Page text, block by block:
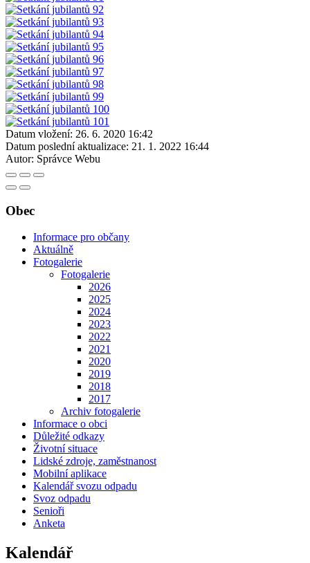
Datum vložení: 26. 6. 2020 16:42
Datum poslední aktualizace: 21. 1. 2022 16:44
Autor: Správce Webu
Obec
Informace pro občany
Aktuálně
Fotogalerie
Fotogalerie
2026
2025
2024
2023
2022
2021
2020
2019
2018
2017
Archiv fotogalerie
Informace o obci
Důležité odkazy
Životní situace
Lidské zdroje, zaměstnanost
Mobilní aplikace
Kalendář svozu odpadu
Svoz odpadu
Senioři
Anketa
Kalendář